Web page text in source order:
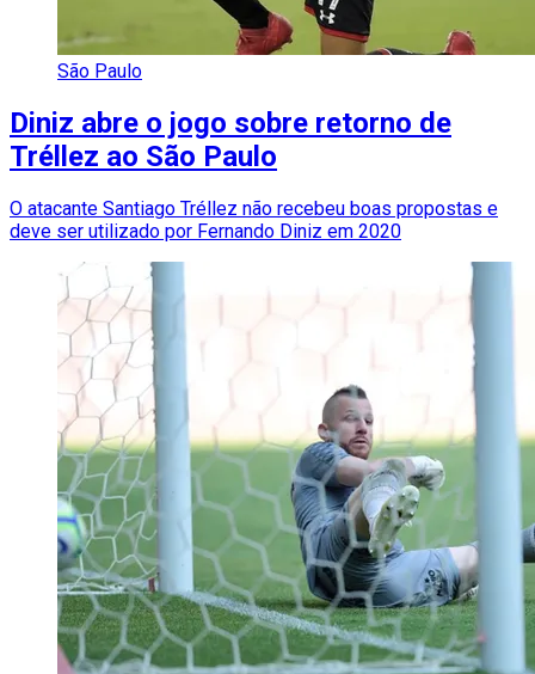
São Paulo
Diniz abre o jogo sobre retorno de
Tréllez ao São Paulo
O atacante Santiago Tréllez não recebeu boas propostas e
deve ser utilizado por Fernando Diniz em 2020